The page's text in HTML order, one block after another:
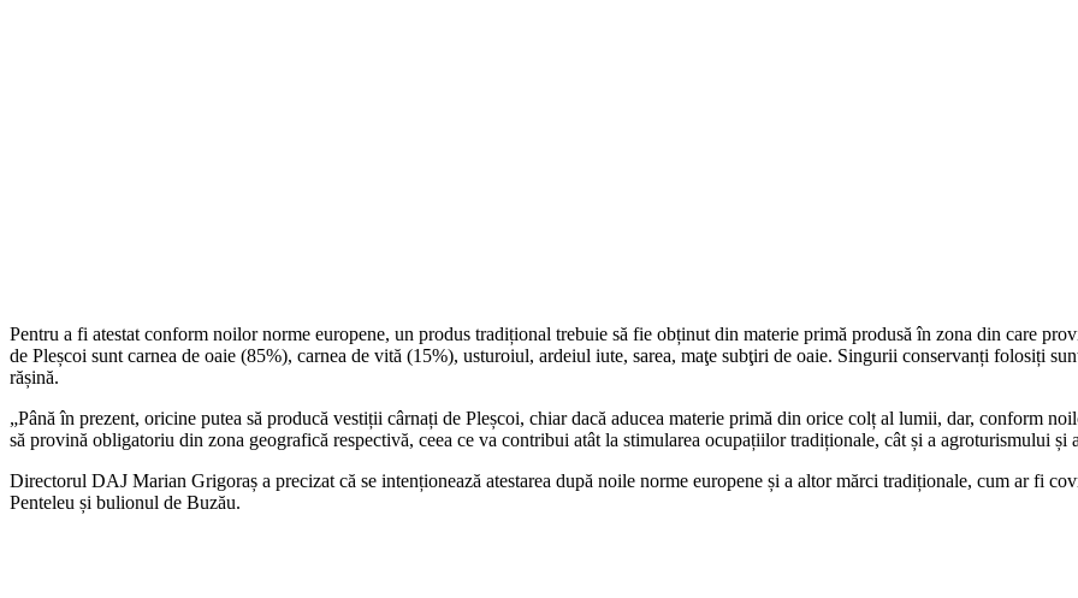
Pentru a fi atestat conform noilor norme europene, un produs tradițional trebuie să fie obținut din materie primă produsă în zona din care
de Pleșcoi sunt carnea de oaie (85%), carnea de vită (15%), usturoiul, ardeiul iute, sarea, maţe subţiri de oaie. Singurii conservanți folosiți
rășină.
„Până în prezent, oricine putea să producă vestiții cârnați de Pleșcoi, chiar dacă aducea materie primă din orice colț al lumii, dar, conform
să provină obligatoriu din zona geografică respectivă, ceea ce va contribui atât la stimularea ocupațiilor tradiționale, cât și a agroturismului și
Directorul DAJ Marian Grigoraș a precizat că se intenționează atestarea după noile norme europene și a altor mărci tradiționale, cum ar fi
Penteleu și bulionul de Buzău.